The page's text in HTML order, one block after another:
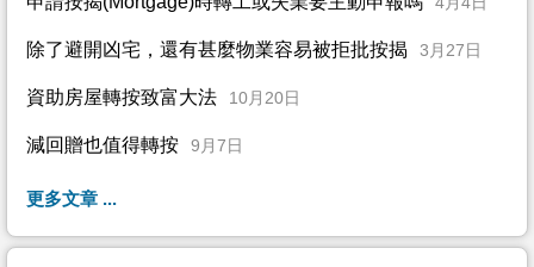
除了避開凶宅，還有甚麼物業容易被拒批按揭 3月27日
資助房屋轉按致富大法 10月20日
減回贈也值得轉按 9月7日
更多文章 ...